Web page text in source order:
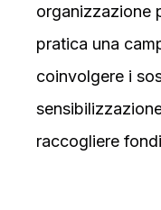
organizzazione
pratica una
coinvolgere i
raccogliere